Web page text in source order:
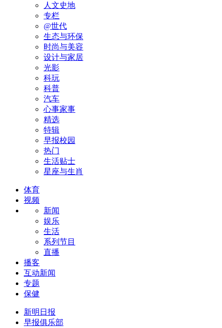
人文史地
专栏
@世代
生态与环保
时尚与美容
设计与家居
光影
科玩
科普
汽车
心事家事
精选
特辑
早报校园
热门
生活贴士
星座与生肖
体育
视频
新闻
娱乐
生活
系列节目
直播
播客
互动新闻
专题
保健
新明日报
早报俱乐部